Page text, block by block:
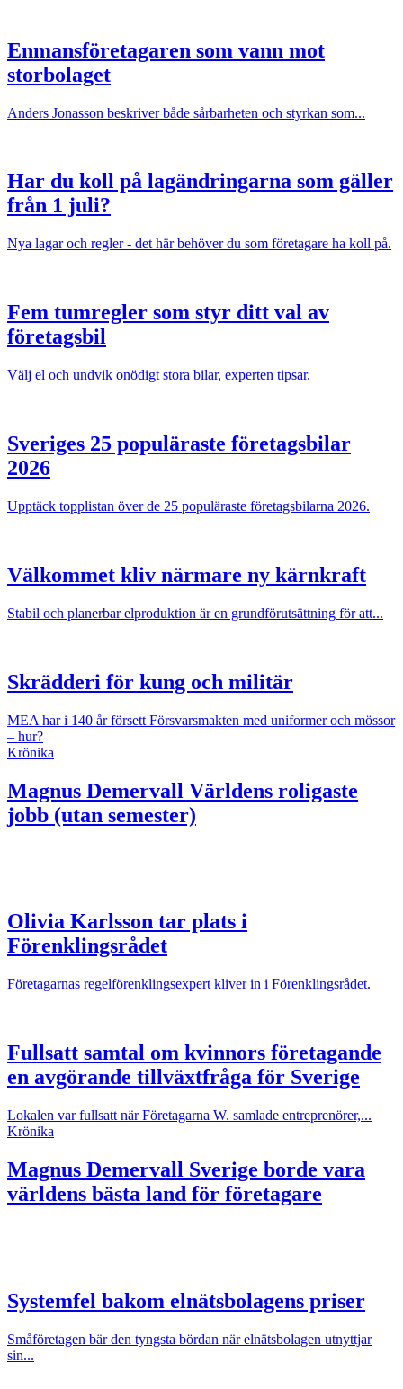
Enmansföretagaren som vann mot
storbolaget
Anders Jonasson beskriver både sårbarheten och styrkan som...
Har du koll på lagändringarna som gäller
från 1 juli?
Nya lagar och regler - det här behöver du som företagare ha koll på.
Fem tumregler som styr ditt val av
företagsbil
Välj el och undvik onödigt stora bilar, experten tipsar.
Sveriges 25 populäraste företagsbilar
2026
Upptäck topplistan över de 25 populäraste företagsbilarna 2026.
Välkommet kliv närmare ny kärnkraft
Stabil och planerbar elproduktion är en grundförutsättning för att...
Skrädderi för kung och militär
MEA har i 140 år försett Försvarsmakten med uniformer och mössor
– hur?
Krönika
Magnus Demervall Världens roligaste
jobb (utan semester)
Olivia Karlsson tar plats i
Förenklingsrådet
Företagarnas regelförenklingsexpert kliver in i Förenklingsrådet.
Fullsatt samtal om kvinnors företagande
en avgörande tillväxtfråga för Sverige
Lokalen var fullsatt när Företagarna W. samlade entreprenörer,...
Krönika
Magnus Demervall Sverige borde vara
världens bästa land för företagare
Systemfel bakom elnätsbolagens priser
Småföretagen bär den tyngsta bördan när elnätsbolagen utnyttjar
sin...